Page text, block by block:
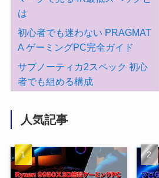
は
初心者でも迷わない PRAGMAT
A ゲーミングPC完全ガイド
サブノーティカ2スペック 初心
者でも組める構成
人気記事